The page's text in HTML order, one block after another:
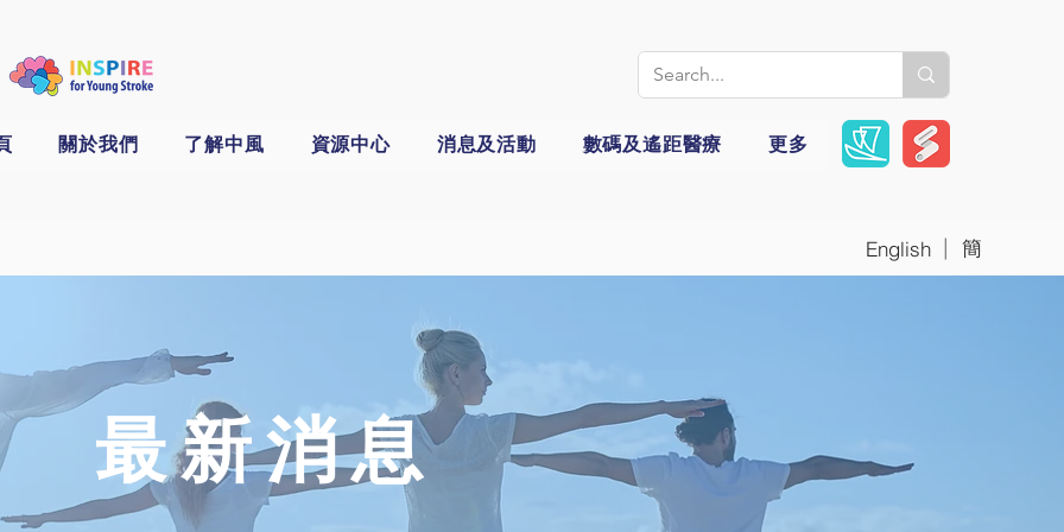
關於我們 了解中風 資源中心 消息及活動 數碼及遙距醫療 更多
English | 簡
​最新消息